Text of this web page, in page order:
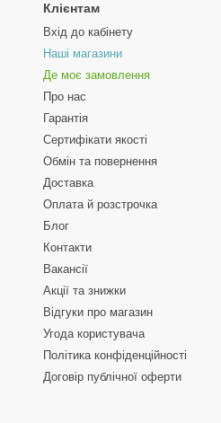
Клієнтам
Вхід до кабінету
Наші магазини
Де моє замовлення
Про нас
Гарантія
Сертифікати якості
Обмін та повернення
Доставка
Оплата й розстрочка
Блог
Контакти
Вакансії
Акції та знижки
Відгуки про магазин
Угода користувача
Політика конфіденційності
Договір публічної оферти